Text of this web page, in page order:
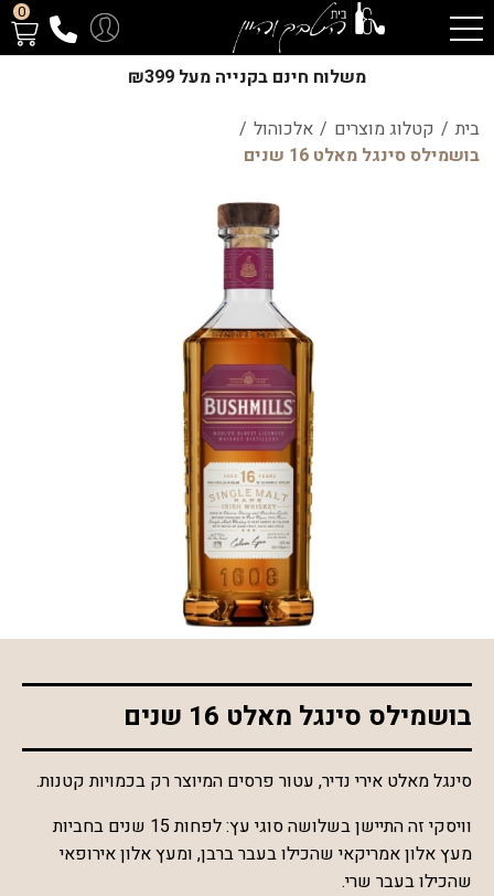
0
משלוח חינם בקנייה מעל ₪399
בית / קטלוג מוצרים / אלכוהול /
בושמילס סינגל מאלט 16 שנים
בושמילס סינגל מאלט 16 שנים
סינגל מאלט אירי נדיר, עטור פרסים המיוצר רק בכמויות קטנות.
וויסקי זה התיישן בשלושה סוגי עץ: לפחות 15 שנים בחביות
מעץ אלון אמריקאי שהכילו בעבר ברבן, ומעץ אלון אירופאי
שהכילו בעבר שרי.